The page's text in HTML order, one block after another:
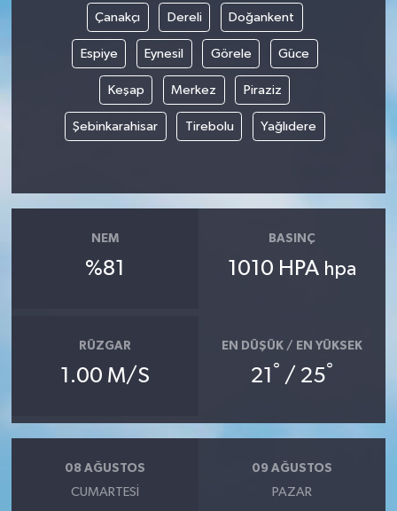
Çanakçı Dereli Doğankent
Espiye Eynesil Görele Güce
Keşap Merkez Piraziz
Şebinkarahisar Tirebolu Yağlıdere
NEM
%81
BASINÇ
1010 HPA hpa
RÜZGAR
1.00 M/S
EN DÜŞÜK / EN YÜKSEK
21 ° / 25°
08 AĞUSTOS
CUMARTESI
09 AĞUSTOS
PAZAR